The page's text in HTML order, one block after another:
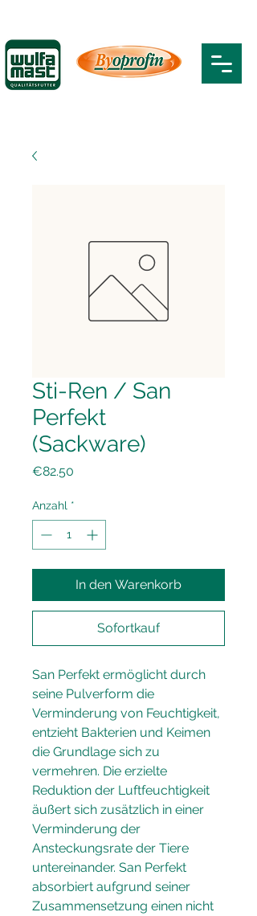
Sti-Ren / San
Perfekt
(Sackware)
€82.50
Anzahl *
In den Warenkorb
Sofortkauf
San Perfekt ermöglicht durch
seine Pulverform die
Verminderung von Feuchtigkeit,
entzieht Bakterien und Keimen
die Grundlage sich zu
vermehren. Die erzielte
Reduktion der Luftfeuchtigkeit
äußert sich zusätzlich in einer
Verminderung der
Ansteckungsrate der Tiere
untereinander. San Perfekt
absorbiert aufgrund seiner
Zusammensetzung einen nicht